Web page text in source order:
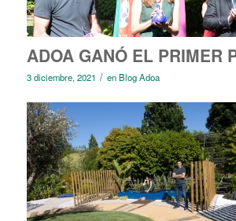
ADOA GANÓ EL PRIMER
3 diciembre, 2021 / enBlog Adoa